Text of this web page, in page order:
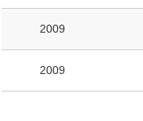
2009
2009